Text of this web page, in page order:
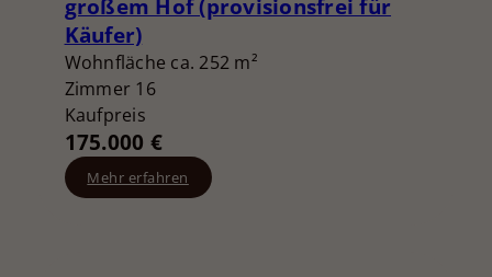
großem Hof (provisionsfrei für
Käufer)
Wohnfläche ca. 252 m²
Zimmer 16
Kaufpreis
175.000 €
Mehr erfahren